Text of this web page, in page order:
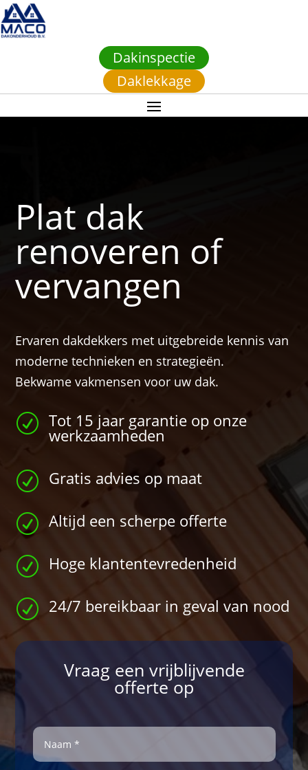
Dakinspectie
Daklekkage
Plat dak
renoveren of
vervangen
Ervaren dakdekkers met uitgebreide kennis van
moderne technieken en strategieën.
Bekwame vakmensen voor uw dak.
R Tot 15 jaar garantie op onze
werkzaamheden
R Gratis advies op maat
R Altijd een scherpe offerte
R Hoge klantentevredenheid
R 24/7 bereikbaar in geval van nood
Vraag een vrijblijvende
offerte op